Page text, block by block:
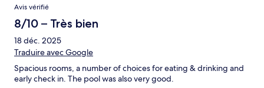
Avis vérifié
8/10 – Très bien
18 déc. 2025
Traduire avec Google
Spacious rooms, a number of choices for eating & drinking and
early check in. The pool was also very good.